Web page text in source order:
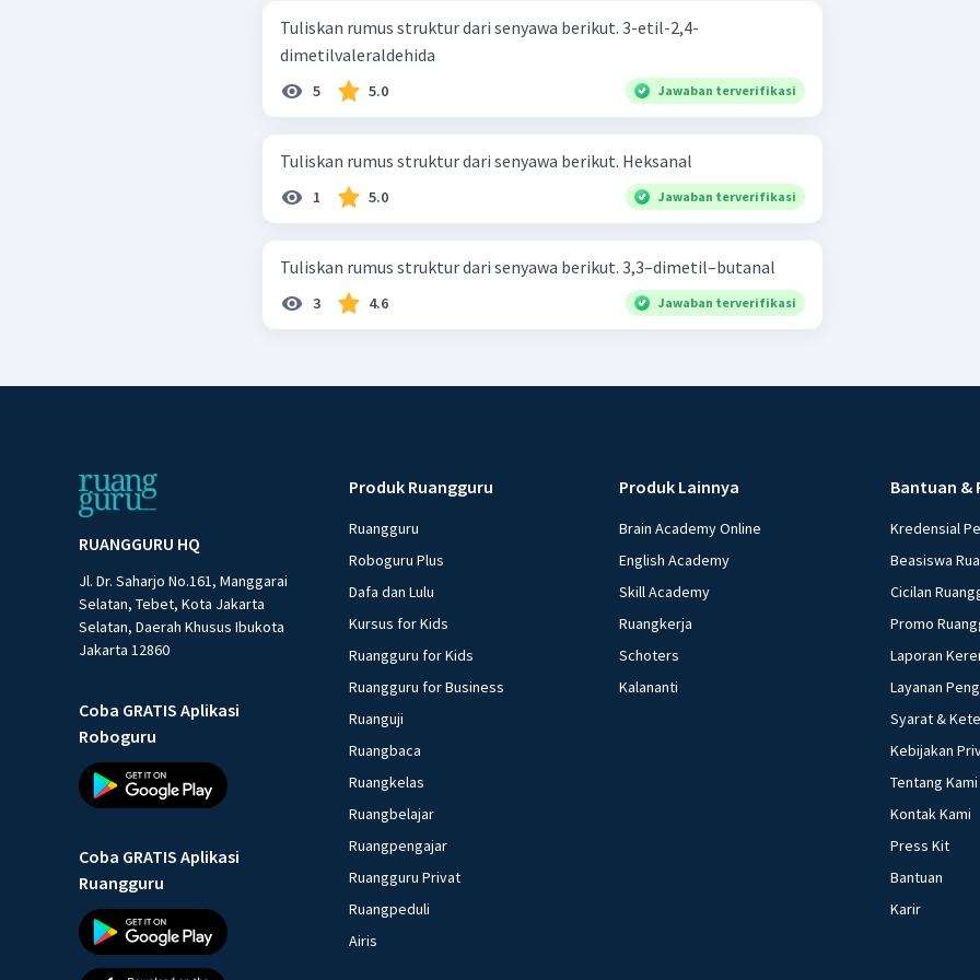
Tuliskan rumus struktur dari senyawa berikut. 3-etil-2,4-
dimetilvaleraldehida
5 5.0 Jawaban terverifikasi
Tuliskan rumus struktur dari senyawa berikut. Heksanal
1 5.0 Jawaban terverifikasi
Tuliskan rumus struktur dari senyawa berikut. 3,3–dimetil–butanal
3 4.6 Jawaban terverifikasi
RUANGGURU HQ
Jl. Dr. Saharjo No.161, Manggarai
Selatan, Tebet, Kota Jakarta
Selatan, Daerah Khusus Ibukota
Jakarta 12860
Coba GRATIS Aplikasi
Roboguru
Coba GRATIS Aplikasi
Ruangguru
Produk Ruangguru
Ruangguru
Roboguru Plus
Dafa dan Lulu
Kursus for Kids
Ruangguru for Kids
Ruangguru for Business
Ruanguji
Ruangbaca
Ruangkelas
Ruangbelajar
Ruangpengajar
Ruangguru Privat
Ruangpeduli
Airis
Produk Lainnya
Brain Academy Online
English Academy
Skill Academy
Ruangkerja
Schoters
Kalananti
Bantuan &
Kredensial
Beasiswa
Cicilan
Promo
Laporan
Layanan
Syarat &
Kebijakan
Tentang Kami
Kontak Kami
Press Kit
Bantuan
Karir